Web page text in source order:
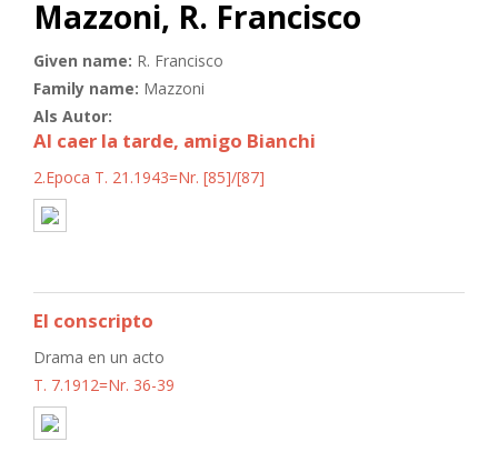
Mazzoni, R. Francisco
Given name: R. Francisco
Family name: Mazzoni
Als Autor:
Al caer la tarde, amigo Bianchi
2.Epoca T. 21.1943=Nr. [85]/[87]
El conscripto
Drama en un acto
T. 7.1912=Nr. 36-39